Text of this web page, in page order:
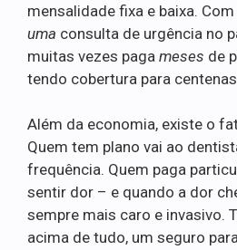
mensalidade fixa e baixa.
uma consulta de urgência no
muitas vezes paga meses de
tendo cobertura para
Além da economia, existe o
Quem tem plano vai ao
frequência. Quem paga
sentir dor – e quando a dor
sempre mais caro e invasivo.
acima de tudo, um seguro